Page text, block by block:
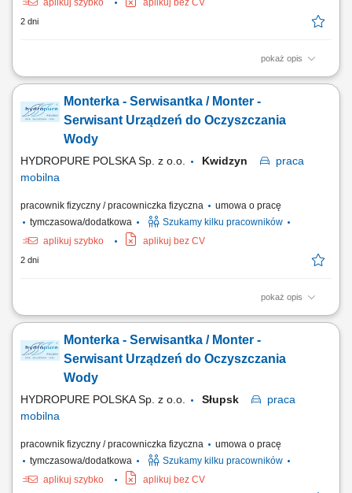
aplikuj szybko
aplikuj bez CV
2 dni
pokaż opis
Zadania w pracy: Instalacje systemów filtracji wody, Bieżąca obsługa
Monterka - Serwisantka / Monter -
Serwisant Urządzeń do Oczyszczania
Wody
HYDROPURE POLSKA Sp. z o.o. Kwidzyn
praca
mobilna
pracownik fizyczny / pracowniczka fizyczna
umowa o pracę
tymczasowa/dodatkowa
Szukamy kilku pracowników
aplikuj szybko
aplikuj bez CV
2 dni
pokaż opis
Zadania w pracy: Instalacje systemów filtracji wody, Bieżąca obsługa
Monterka - Serwisantka / Monter -
Serwisant Urządzeń do Oczyszczania
Wody
HYDROPURE POLSKA Sp. z o.o. Słupsk
praca
mobilna
pracownik fizyczny / pracowniczka fizyczna
umowa o pracę
tymczasowa/dodatkowa
Szukamy kilku pracowników
aplikuj szybko
aplikuj bez CV